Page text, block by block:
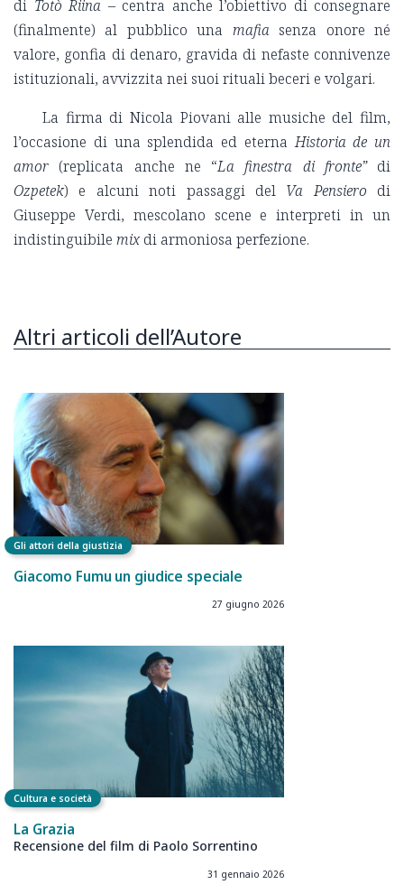
di Totò Riina – centra anche l’obiettivo di consegnare
(finalmente) al pubblico una mafiasenza onore né
valore, gonfia di denaro, gravida di nefaste connivenze
istituzionali, avvizzita nei suoi rituali beceri e volgari.
La firma di Nicola Piovani alle musiche del film,
l’occasione di una splendida ed eternaHistoria de un
amor (replicata anche ne “La finestra di fronte”di
Ozpetek) e alcuni noti passaggi del Va Pensiero di
Giuseppe Verdi, mescolano scene e interpreti in un
indistinguibile mixdi armoniosa perfezione.
Altri articoli dell’Autore
Gli attori della giustizia
Giacomo Fumu un giudice speciale
27 giugno 2026
Cultura e società
La Grazia
Recensione del film di Paolo Sorrentino
31 gennaio 2026